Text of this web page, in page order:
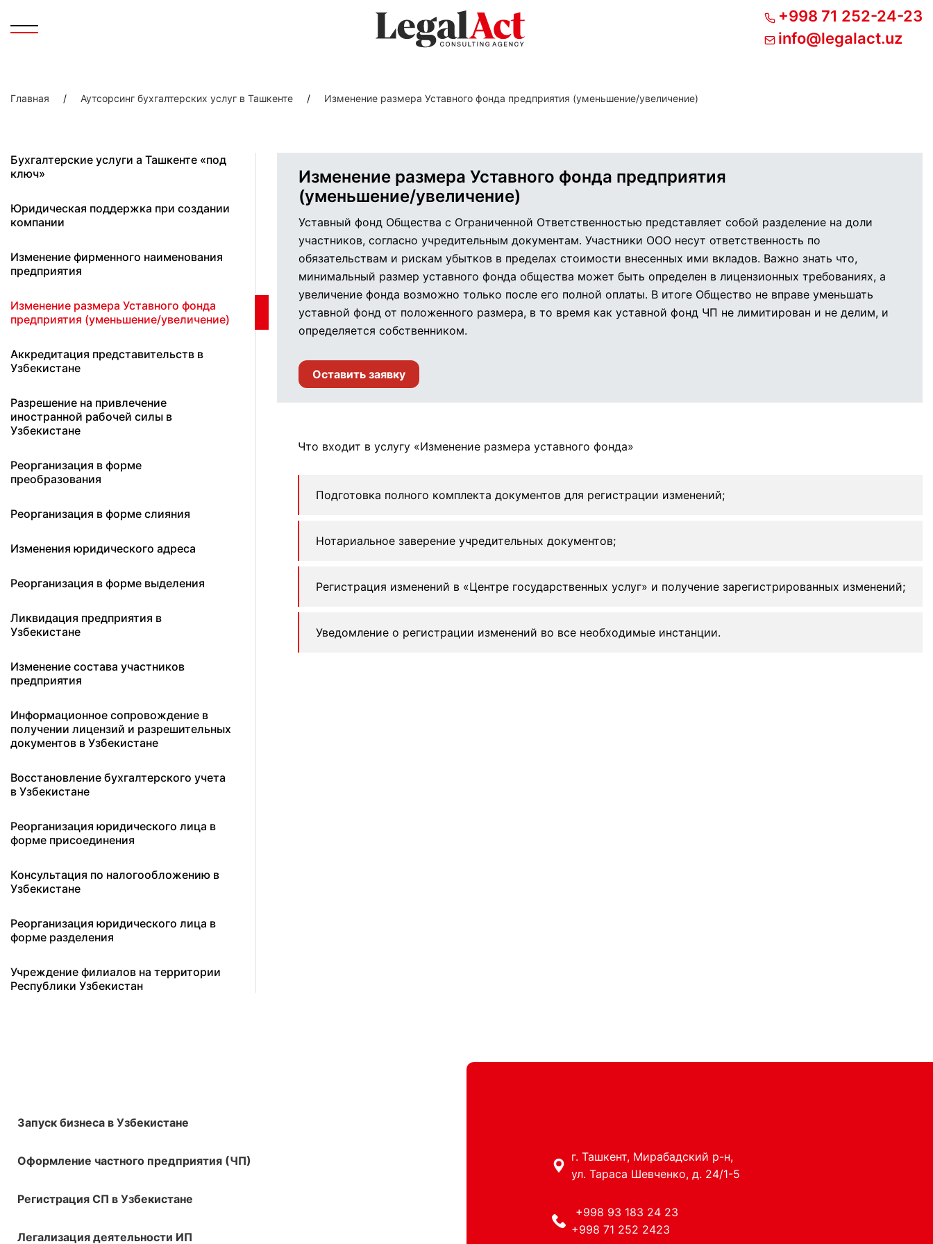
+998 71 252-24-23
info@legalact.uz
Главная / Аутсорсинг бухгалтерских услуг в Ташкенте / Изменение размера Уставного фонда предприятия (уменьшение/увеличение)
Бухгалтерские услуги а Ташкенте «под
ключ»
Юридическая поддержка при создании
компании
Изменение фирменного наименования
предприятия
Изменение размера Уставного фонда
предприятия (уменьшение/увеличение)
Аккредитация представительств в
Узбекистане
Разрешение на привлечение
иностранной рабочей силы в
Узбекистане
Реорганизация в форме
преобразования
Реорганизация в форме слияния
Изменения юридического адреса
Реорганизация в форме выделения
Ликвидация предприятия в
Узбекистане
Изменение состава участников
предприятия
Информационное сопровождение в
получении лицензий и разрешительных
документов в Узбекистане
Восстановление бухгалтерского учета
в Узбекистане
Реорганизация юридического лица в
форме присоединения
Консультация по налогообложению в
Узбекистане
Реорганизация юридического лица в
форме разделения
Учреждение филиалов на территории
Республики Узбекистан
Изменение размера Уставного фонда предприятия
(уменьшение/увеличение)
Уставный фонд Общества с Ограниченной Ответственностью представляет собой разделение на доли
участников, согласно учредительным документам. Участники ООО несут ответственность по
обязательствам и рискам убытков в пределах стоимости внесенных ими вкладов. Важно знать что,
минимальный размер уставного фонда общества может быть определен в лицензионных требованиях, а
увеличение фонда возможно только после его полной оплаты. В итоге Общество не вправе уменьшать
уставной фонд от положенного размера, в то время как уставной фонд ЧП не лимитирован и не делим, и
определяется собственником.
Оставить заявку
Что входит в услугу «Изменение размера уставного фонда»
Подготовка полного комплекта документов для регистрации изменений;
Нотариальное заверение учредительных документов;
Регистрация изменений в «Центре государственных услуг» и получение зарегистрированных изменений;
Уведомление о регистрации изменений во все необходимые инстанции.
Запуск бизнеса в Узбекистане
Оформление частного предприятия (ЧП)
Регистрация СП в Узбекистане
Легализация деятельности ИП
г. Ташкент, Мирабадский р-н,
ул. Тараса Шевченко, д. 24/1-5
+998 93 183 24 23
+998 71 252 2423